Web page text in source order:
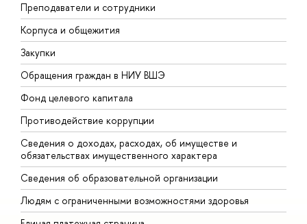
Преподаватели и сотрудники
Корпуса и общежития
Закупки
Обращения граждан в НИУ ВШЭ
Фонд целевого капитала
Противодействие коррупции
Сведения о доходах, расходах, об имуществе и
обязательствах имущественного характера
Сведения об образовательной организации
Людям с ограниченными возможностями здоровья